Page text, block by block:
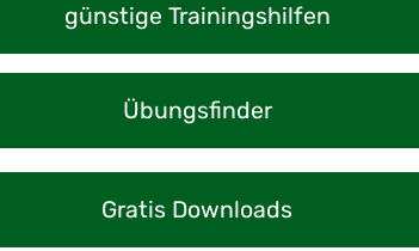
günstige Trainingshilfen
Übungsfinder
Gratis Downloads